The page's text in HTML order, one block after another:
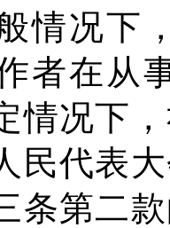
情况下
者在从
情况下
民代表
条第二